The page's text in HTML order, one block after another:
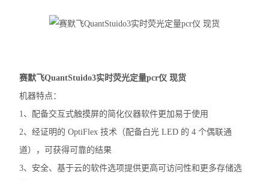
赛默飞MiniAmp普通PCR仪
赛默飞Countess™ 3细胞计数仪
赛默飞Countess™ 3FL细胞计数仪
光度计
赛默飞QuantStuido3实时荧光定量pcr仪 现货
机器特点：
1、配备交互式触摸屏的简化仪器软件更加易于使用
2、经证明的 OptiFlex 技术（配备白光 LED 的 4 个偶联通
道），可获得可靠的结果
3、安全、基于云的软件选项提供更高可访问性和更多存储选